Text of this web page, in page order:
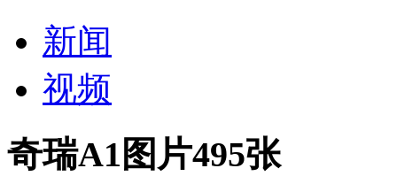
新闻
视频
奇瑞A1图片495张